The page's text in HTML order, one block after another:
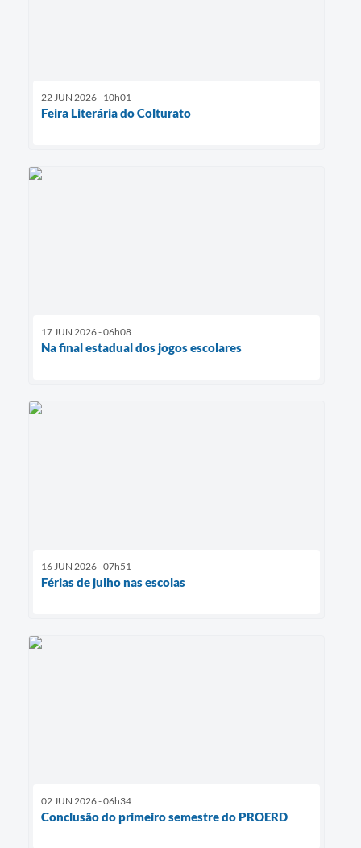
22 JUN 2026 - 10h01
Feira Literária do Colturato
17 JUN 2026 - 06h08
Na final estadual dos jogos escolares
16 JUN 2026 - 07h51
Férias de julho nas escolas
02 JUN 2026 - 06h34
Conclusão do primeiro semestre do PROERD